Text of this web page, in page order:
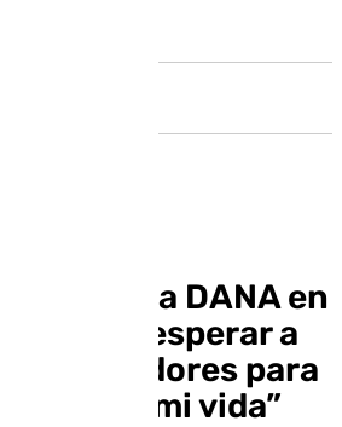
paso de la DANA en
queda esperar a
contenedores para
de mi vida”